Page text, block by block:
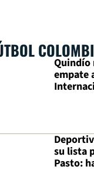
Quindío
empate
su lista
Pasto: